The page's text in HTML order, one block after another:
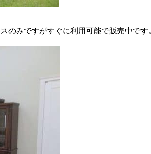
みですがすぐに利用可能で販売中です。